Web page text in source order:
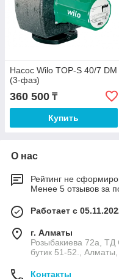
Насос Wilo TOP-S 40/7 DM
(3-фаз)
360 500 ₸
Купить
О нас
Рейтинг не
Менее 5 отзывов за
Работает с
г. Алматы
Розыбакиева 72а, ТД
бутик 51-52., Алматы,
Контакты